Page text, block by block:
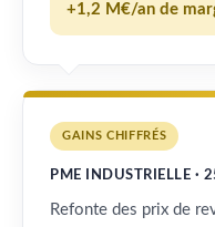
+1,2 M€/an de
GAINS CHIFFRÉS
PME INDUSTRIELLE ·
Refonte des prix de